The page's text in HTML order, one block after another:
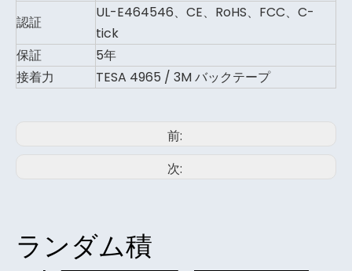
認証
UL-E464546、CE、RoHS、FCC、C-
tick
保証
5年
接着力
TESA 4965 / 3M バックテープ
前:
次:
ランダム積